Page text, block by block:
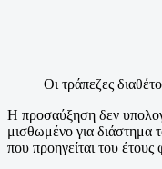
Οι τράπεζες
Η προσαύξηση δεν
μισθωμένο για διάστημα
που προηγείται του έτους